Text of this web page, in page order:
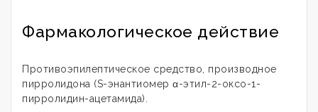
Фармакологическое действие
Противоэпилептическое средство, производное
пирролидона (S-энантиомер α-этил-2-оксо-1-
пирролидин-ацетамида).